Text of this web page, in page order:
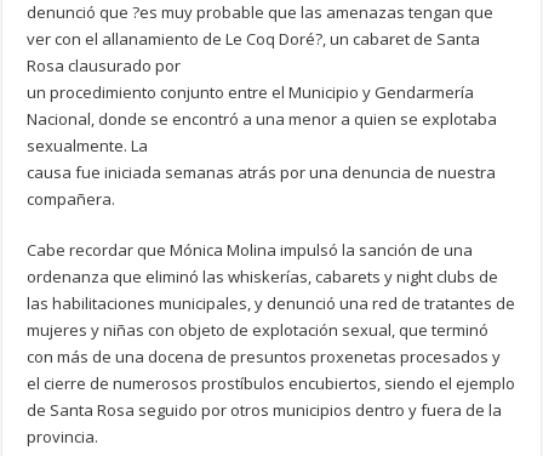
denunció que ?es muy probable que las amenazas tengan que
ver con el allanamiento de Le Coq Doré?, un cabaret de Santa
Rosa clausurado por
un procedimiento conjunto entre el Municipio y Gendarmería
Nacional, donde se encontró a una menor a quien se explotaba
sexualmente. La
causa fue iniciada semanas atrás por una denuncia de nuestra
compañera.
Cabe recordar que Mónica Molina impulsó la sanción de una
ordenanza que eliminó las whiskerías, cabarets y night clubs de
las habilitaciones municipales, y denunció una red de tratantes de
mujeres y niñas con objeto de explotación sexual, que terminó
con más de una docena de presuntos proxenetas procesados y
el cierre de numerosos prostíbulos encubiertos, siendo el ejemplo
de Santa Rosa seguido por otros municipios dentro y fuera de la
provincia.